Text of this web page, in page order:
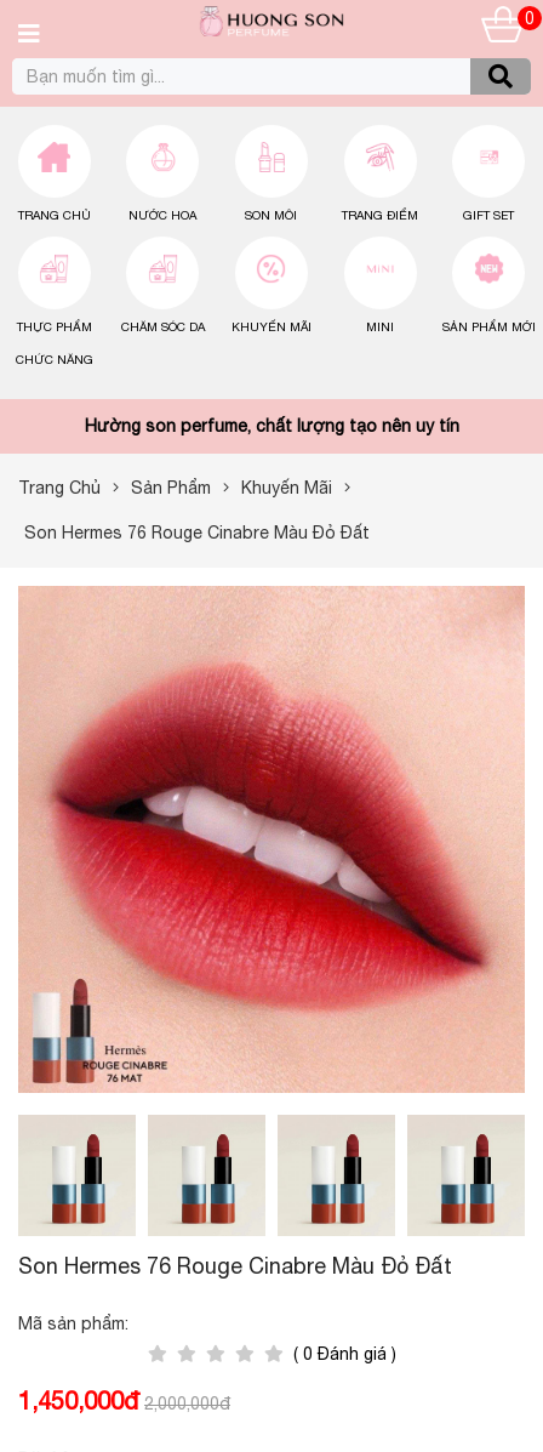
0
TRANG CHỦ NƯỚC HOA SON MÔI TRANG ĐIỂM GIFT SET
THỰC PHẨM
CHỨC NĂNG
CHĂM SÓC DA KHUYẾN MÃI MINI SẢN PHẨM MỚI
Hường son perfume, chất lượng tạo nên uy tín
Trang Chủ Sản Phẩm Khuyến Mãi
Son Hermes 76 Rouge Cinabre Màu Đỏ Đất
Son Hermes 76 Rouge Cinabre Màu Đỏ Đất
Mã sản phẩm:
( 0 Đánh giá )
1,450,000đ 2,000,000đ